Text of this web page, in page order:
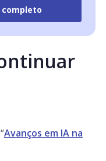
completo
Avanços em IA na